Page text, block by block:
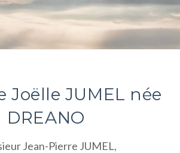
Joëlle JUMEL née
DREANO
Jean-Pierre JUMEL,